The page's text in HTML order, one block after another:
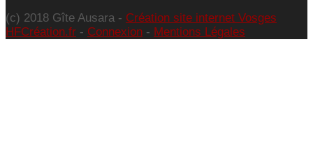
(c) 2018 Gîte Ausara - Création site internet Vosges
HFCréation.fr - Connexion - Mentions Légales